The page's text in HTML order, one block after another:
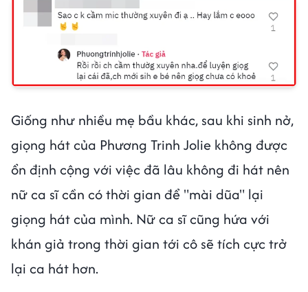
Giống như nhiều mẹ bầu khác, sau khi sinh nở,
giọng hát của Phương Trinh Jolie không được
ổn định cộng với việc đã lâu không đi hát nên
nữ ca sĩ cần có thời gian để "mài dũa" lại
giọng hát của mình. Nữ ca sĩ cũng hứa với
khán giả trong thời gian tới cô sẽ tích cực trở
lại ca hát hơn.